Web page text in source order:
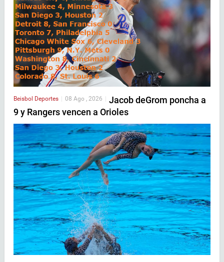
Beisbol Deportes 08 Ago , 2026
Jacob deGrom poncha a
9 y Rangers vencen a Orioles